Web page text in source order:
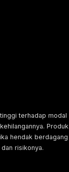
terhadap modal
Produk
hendak berdagang
risikonya.